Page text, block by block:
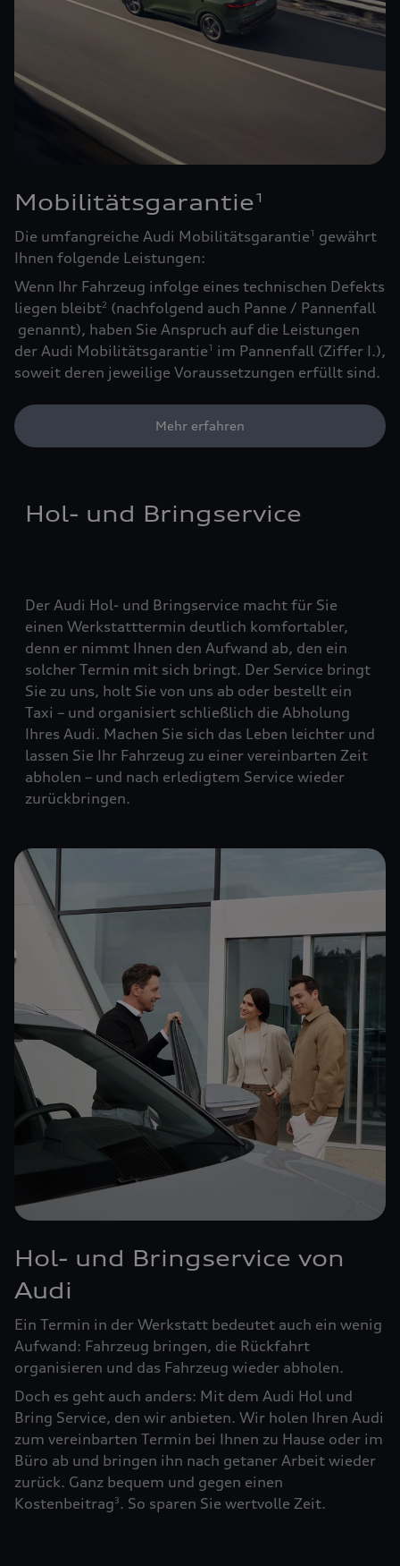
Mobilitätsgarantie1
Die umfangreiche Audi Mobilitätsgarantie1
gewährt
Ihnen folgende Leistungen:
Wenn Ihr Fahrzeug infolge eines technischen Defekts
liegen bleibt2 (nachfolgend auch Panne / Pannenfall
genannt), haben Sie Anspruch auf die Leistungen
der Audi Mobilitätsgarantie1
im Pannenfall (Ziffer I.),
soweit deren jeweilige Voraussetzungen erfüllt sind.
Mehr erfahren
Hol- und Bringservice
Der Audi Hol- und Bringservice macht für Sie
einen Werkstatttermin deutlich komfortabler,
denn er nimmt Ihnen den Aufwand ab, den ein
solcher Termin mit sich bringt. Der Service bringt
Sie zu uns, holt Sie von uns ab oder bestellt ein
Taxi – und organisiert schließlich die Abholung
Ihres Audi. Machen Sie sich das Leben leichter und
lassen Sie Ihr Fahrzeug zu einer vereinbarten Zeit
abholen – und nach erledigtem Service wieder
zurückbringen.
Hol- und Bringservice von
Audi
Ein Termin in der Werkstatt bedeutet auch ein wenig
Aufwand: Fahrzeug bringen, die Rückfahrt
organisieren und das Fahrzeug wieder abholen.
Doch es geht auch anders: Mit dem Audi Hol und
Bring Service, den wir anbieten. Wir holen Ihren Audi
zum vereinbarten Termin bei Ihnen zu Hause oder im
Büro ab und bringen ihn nach getaner Arbeit wieder
zurück. Ganz bequem und gegen einen
Kostenbeitrag3. So sparen Sie wertvolle Zeit.